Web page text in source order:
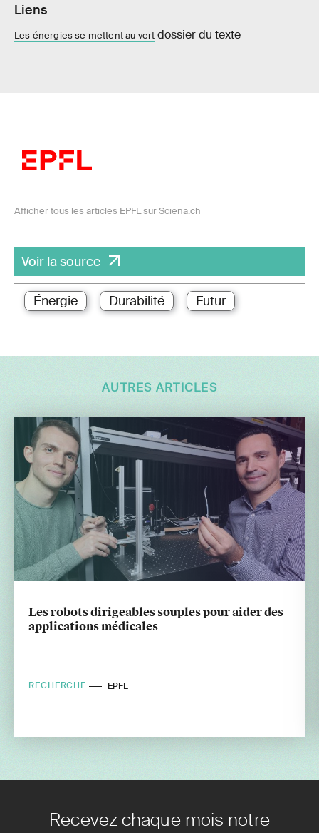
Liens
Les énergies se mettent au vert dossier du texte
Afficher tous les articles EPFL sur Sciena.ch
Voir la source
Énergie Durabilité Futur
AUTRES ARTICLES
Les robots dirigeables souples pour aider des
applications médicales
RECHERCHE EPFL
Recevez chaque mois notre